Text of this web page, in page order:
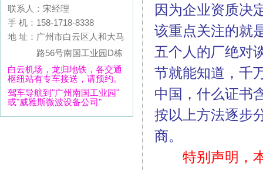
联系人：宋经理
手 机：158-1718-8338
地 址：广州市白云区人和大马
路56号南国工业园D栋
白云机场，龙归地铁，各交通
枢纽站有专车接送，请预约。
驾车导航到"广州南国工业园"
或"威雅斯微波设备公司"
因为企业资质决
该重点关注的就
五个人的厂绝对
节就能知道，千
中国，什么证书
按以上方法逐步
商。
特别声明，